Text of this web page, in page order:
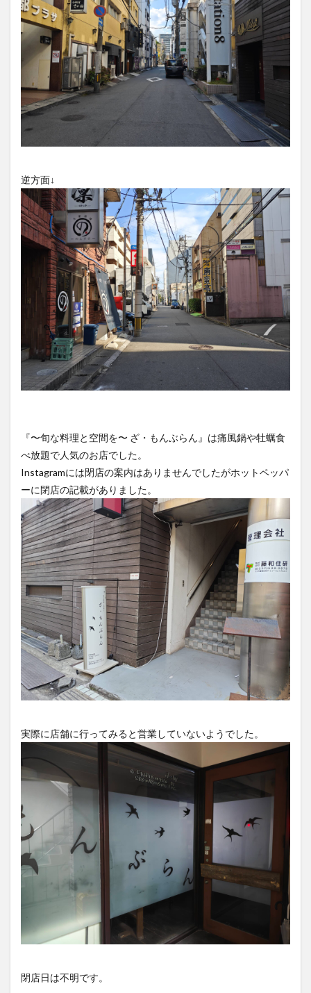
逆方面↓
『〜旬な料理と空間を〜 ざ・もんぶらん』は痛風鍋や牡蠣食
べ放題で人気のお店でした。
Instagramには閉店の案内はありませんでしたがホットペッパ
ーに閉店の記載がありました。
実際に店舗に行ってみると営業していないようでした。
閉店日は不明です。
中央町
中津市 中華料理 九重町
休業
佐伯市
佐伯市ランチ 佐賀関
体験レポ
保護猫
催事 公園 冬
別府
別府市
別府観光 古国府 古墳
古着
台湾料理 和菓子
国東市
地獄めぐり 城島高原パーク
壁画
外貨両替機
大分みなと祭り
大分県
大分県立美術館 大分空港
大分駅
大分駅近く
大神ファーム
大谷翔平選手
姫島村
子ども教室 子ども服
子育て
宇佐市
居酒屋 屋台
平和市民公園能楽堂
庄内町カフェ
府内 投票 挾間町
新幹線
新店
日出 日出町 日田市
昆虫食
明豊
書店 期間限定 本
杵築市
津久見市
海開き 温泉 湧水
湯布院
滝
漢方 炭火焼き
玖珠郡
由布市 由布院
絵本
自動販売機 自転車 臼杵市
舞台
衆議院選挙
複合公共施設
話題
豊後大野 豊後大野市
豊後高田市
買い物
車 農業文化公園
道の駅
鉄道ジオラマ
閉店 閉院
開店閉店
開店閉店まとめ
開院 韓国
韓国料理
音楽
飛行機 飲み物 高崎山 鰻
検索